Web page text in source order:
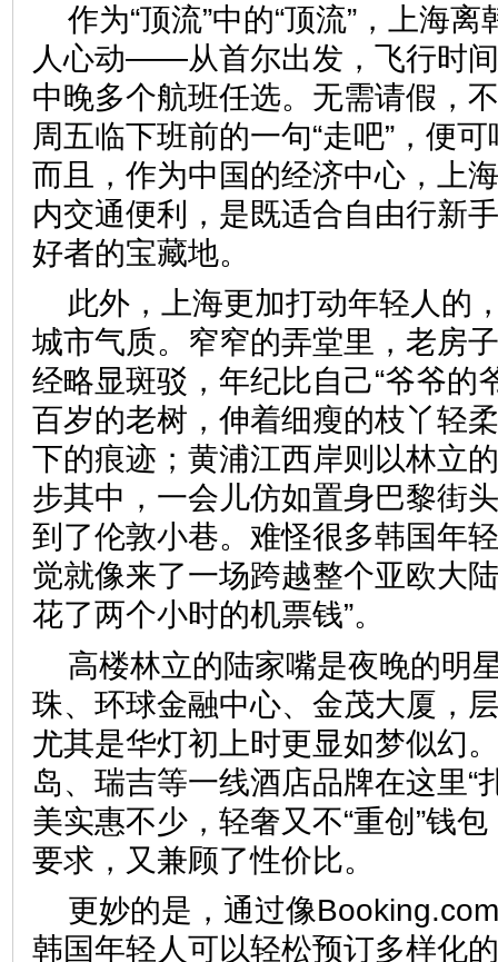
作为“顶流”中的“顶流”，上海
人心动——从首尔出发，飞行时
中晚多个航班任选。无需请假，
周五临下班前的一句“走吧”，便
而且，作为中国的经济中心，上
内交通便利，是既适合自由行新
好者的宝藏地。
此外，上海更加打动年轻人的
城市气质。窄窄的弄堂里，老房
经略显斑驳，年纪比自己“爷爷的
百岁的老树，伸着细瘦的枝丫轻
下的痕迹；黄浦江西岸则以林立
步其中，一会儿仿如置身巴黎街
到了伦敦小巷。难怪很多韩国年
觉就像来了一场跨越整个亚欧大
花了两个小时的机票钱”。
高楼林立的陆家嘴是夜晚的明
珠、环球金融中心、金茂大厦，
尤其是华灯初上时更显如梦似幻
岛、瑞吉等一线酒店品牌在这里“
美实惠不少，轻奢又不“重创”钱
要求，又兼顾了性价比。
更妙的是，通过像
韩国年轻人可以轻松预订多样化